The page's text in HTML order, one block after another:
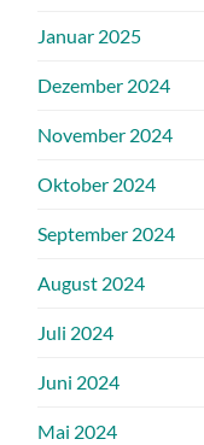
Januar 2025
Dezember 2024
November 2024
Oktober 2024
September 2024
August 2024
Juli 2024
Juni 2024
Mai 2024